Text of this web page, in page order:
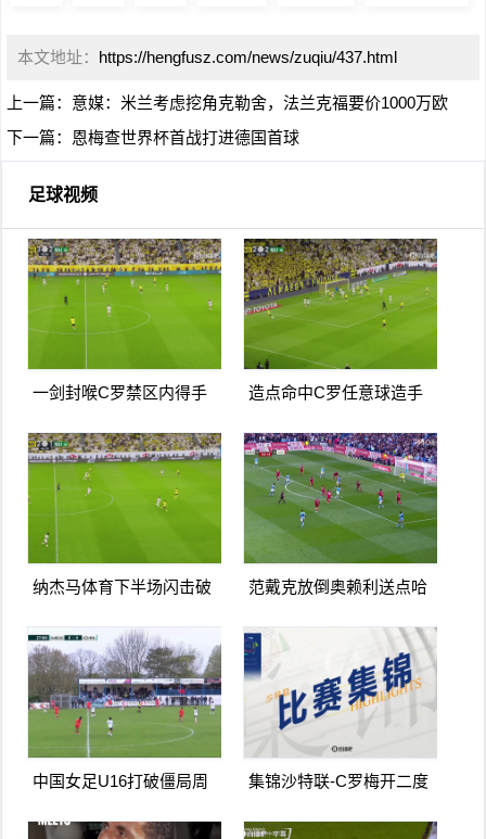
本文地址： https://hengfusz.com/news/zuqiu/437.html
上一篇： 意媒：米兰考虑挖角克勒舍，法兰克福要价1000万欧
下一篇：
恩梅查世界杯首战打进德国首球
足球视频
一剑封喉C罗禁区内得手
967球
造点命中C罗任意球造手
球
纳杰马体育下半场闪击破
得手
范戴克放倒奥赖利送点哈
浦
中国女足U16打破僵局周
集锦沙特联-C罗梅开二度